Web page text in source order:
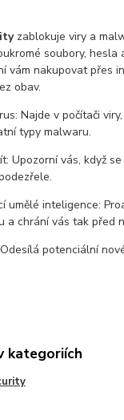
zablokuje viry a
soubory, hesla
vám nakupovat přes
obav.
Najde v počítači
typy malwaru.
Upozorní vás, když
umělé inteligence:
a chrání vás tak před
potenciální
kategoriích